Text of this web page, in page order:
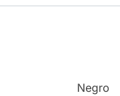
Negro